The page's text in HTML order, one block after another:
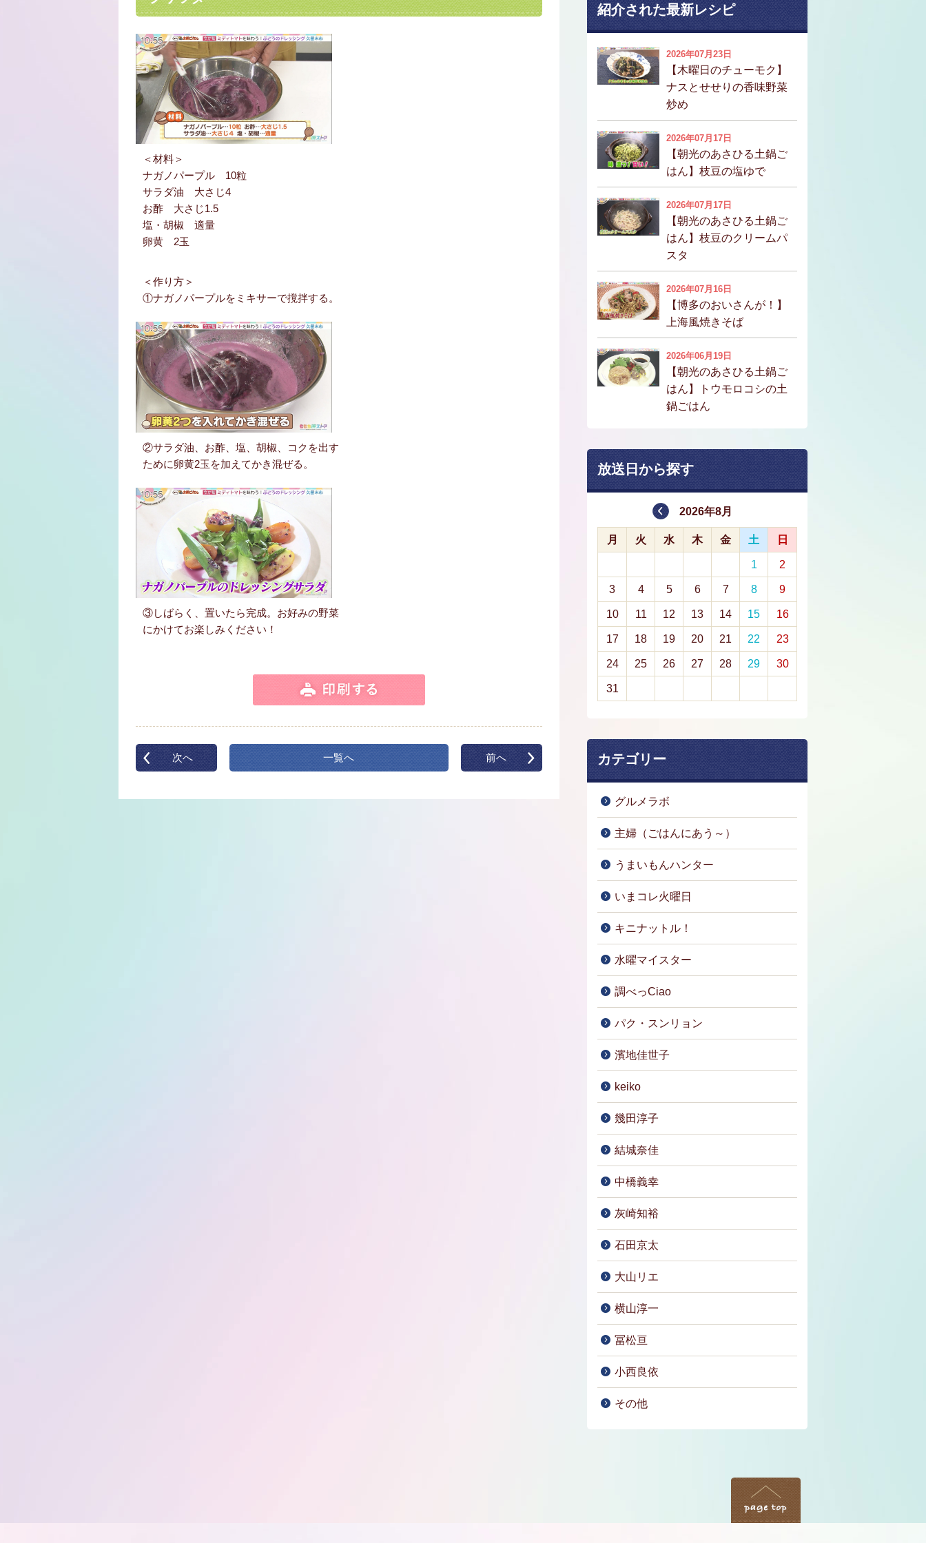
＜材料＞
ナガノパープル 10粒
サラダ油 大さじ4
お酢 大さじ1.5
塩・胡椒 適量
卵黄 2玉
＜作り方＞
①ナガノパープルをミキサーで撹拌する。
②サラダ油、お酢、塩、胡椒、コクを出す
ために卵黄2玉を加えてかき混ぜる。
③しばらく、置いたら完成。お好みの野菜
にかけてお楽しみください！
次へ 一覧へ 前へ
紹介された最新レシピ
2026年07月23日
【木曜日のチューモク】
ナスとせせりの香味野菜
炒め
2026年07月17日
【朝光のあさひる土鍋ご
はん】枝豆の塩ゆで
2026年07月17日
【朝光のあさひる土鍋ご
はん】枝豆のクリームパ
スタ
2026年07月16日
【博多のおいさんが！】
上海風焼きそば
2026年06月19日
【朝光のあさひる土鍋ご
はん】トウモロコシの土
鍋ごはん
放送日から探す
2026年8月
月 火 水 木 金 土 日
1 2
3 4 5 6 7 8 9
10 11 12 13 14 15 16
17 18 19 20 21 22 23
24 25 26 27 28 29 30
31
カテゴリー
グルメラボ
主婦（ごはんにあう～）
うまいもんハンター
いまコレ火曜日
キニナットル！
水曜マイスター
調べっCiao
パク・スンリョン
濱地佳世子
keiko
幾田淳子
結城奈佳
中橋義幸
灰崎知裕
石田京太
大山リエ
横山淳一
冨松亘
小西良依
その他